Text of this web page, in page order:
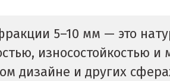
5–10 мм — это
износостойкостью
дизайне и других